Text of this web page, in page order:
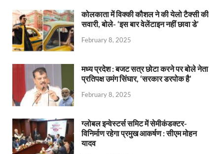
कोलकाता में विक्की कौशल ने की येलो टैक्सी की
सवारी, बोले- ‘इस बार वेलेंटाइन नहीं छावा डे’
February 8, 2025
मध्य प्रदेश : बजट सत्र छोटा करने पर बोले नेता
प्रतिपक्ष उमंग सिंघार, ‘सरकार डरपोक है’
February 8, 2025
ग्लोबल इन्वेस्टर्स समिट में सेमीकंडक्टर-
विनिर्माण रहेगा प्रमुख आकर्षण : सीएम मोहन
यादव